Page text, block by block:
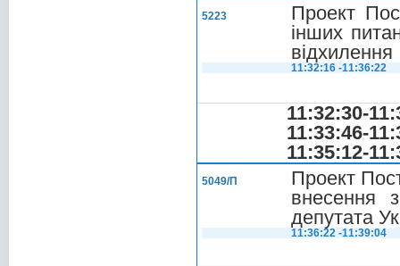
5223
Проект
інших
відхилення
11:32:16 -11:36:22
11:32:30-
11:33:46-
11:35:12-
5049/П
Проект
внесення
депутата
11:36:22 -11:39:04